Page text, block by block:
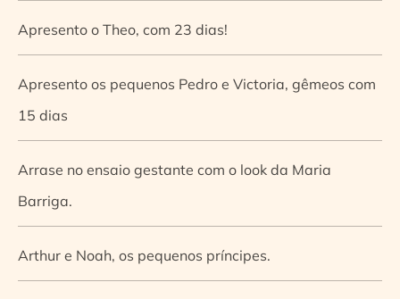
Apresento o Theo, com 23 dias!
Apresento os pequenos Pedro e Victoria, gêmeos com
15 dias
Arrase no ensaio gestante com o look da Maria
Barriga.
Arthur e Noah, os pequenos príncipes.